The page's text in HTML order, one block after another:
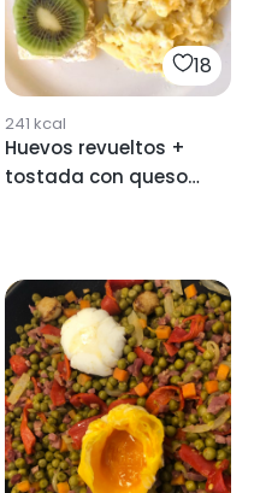
18
241 kcal
Huevos revueltos +
tostada con queso